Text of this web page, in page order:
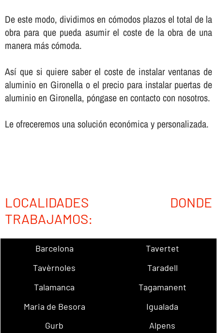
De este modo, dividimos en cómodos plazos el total de la
obra para que pueda asumir el coste de la obra de una
manera más cómoda.
Así­ que si quiere saber el coste de instalar ventanas de
aluminio en Gironella o el precio para instalar puertas de
aluminio en Gironella, póngase en contacto con nosotros.
Le ofreceremos una solución económica y personalizada.
LOCALIDADES DONDE
TRABAJAMOS:
Barcelona
Tavertet
Tavèrnoles
Taradell
Talamanca
Tagamanent
Maria de Besora
Igualada
Gurb
Alpens